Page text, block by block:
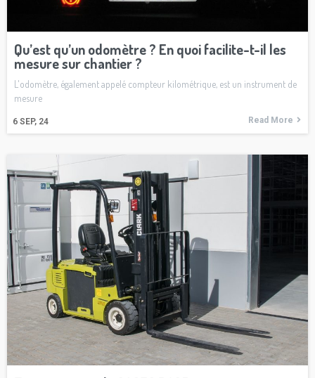
Qu’est qu’un odomètre ? En quoi facilite-t-il les
mesure sur chantier ?
6 SEP, 24
L'odomètre, également appelé compteur kilométrique, est un instrument de
mesure
Read More